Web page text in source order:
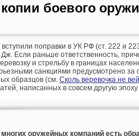
боевого
вступили поправки в УК РФ (ст. 222 и
Если раньше ответственность,
и стрельбу в границах
санкциями предусмотрено за
образцов (см. Сколь веревочка не
написанных в совсем другую
оружейных компаний есть